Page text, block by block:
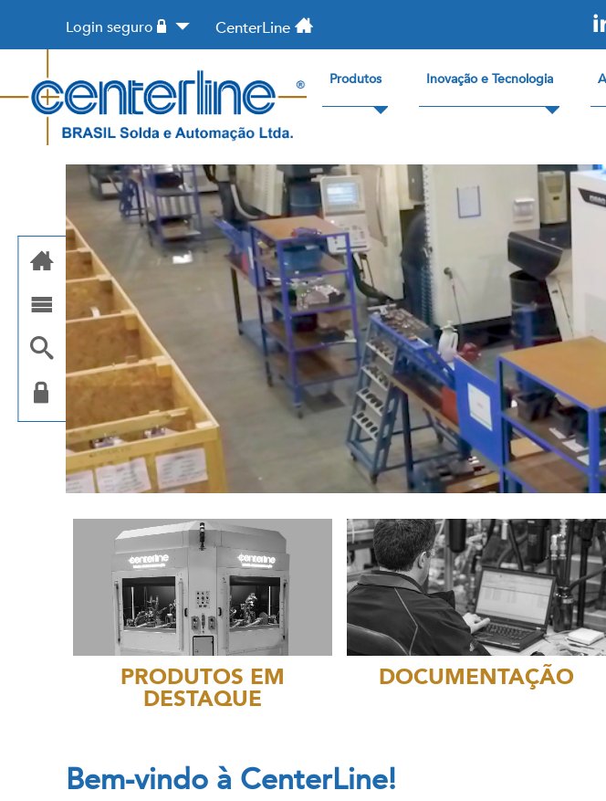
Login seguro CenterLine
Produtos Inovação e Tecnologia
FlexGun™
PRODUTOS EM
DESTAQUE
DOCUMENTAÇÃO
Bem-vindo à CenterLine!